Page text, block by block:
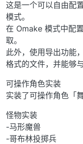
这是一个可以自由配
模式。
在 Omake 模式中配
取。
此外，使用导出功能
格式的文件，并能够
可操作角色实装
实装了可操作角色「舞
怪物实装
-马形魔兽
-哥布林投掷兵